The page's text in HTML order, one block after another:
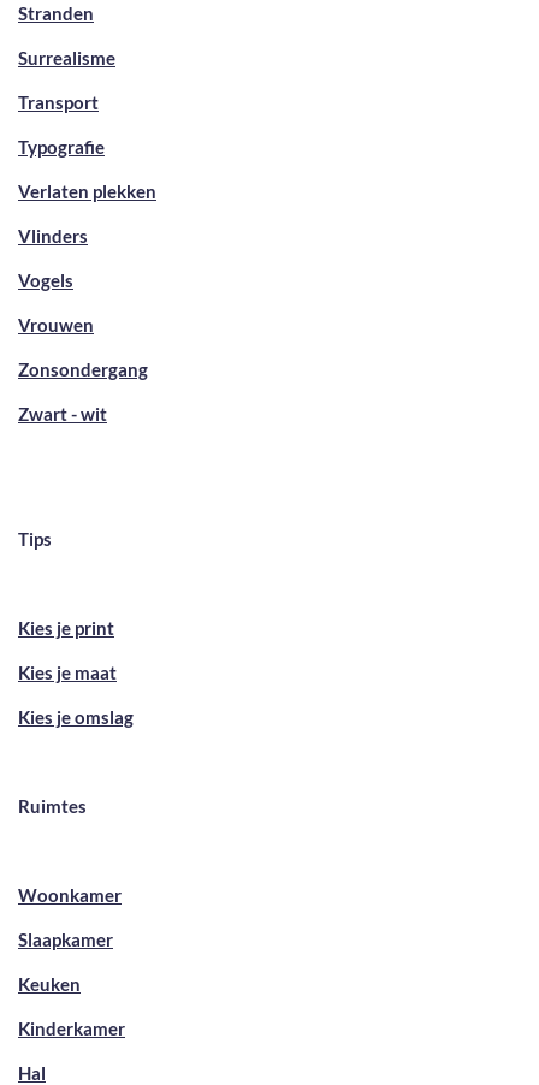
Stranden
Surrealisme
Transport
Typografie
Verlaten plekken
Vlinders
Vogels
Vrouwen
Zonsondergang
Zwart - wit
Tips
Kies je print
Kies je maat
Kies je omslag
Ruimtes
Woonkamer
Slaapkamer
Keuken
Kinderkamer
Hal